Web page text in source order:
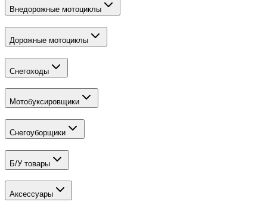
Внедорожные мотоциклы
Дорожные мотоциклы
Снегоходы
Мотобуксировщики
Снегоуборщики
Б/У товары
Аксессуары